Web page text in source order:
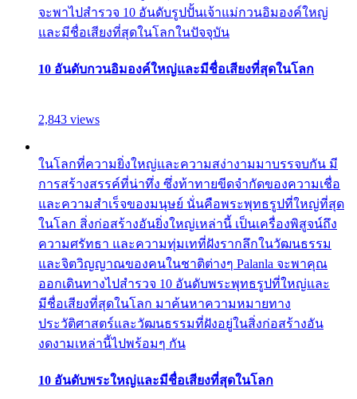
จะพาไปสำรวจ 10 อันดับรูปปั้นเจ้าแม่กวนอิมองค์ใหญ่
และมีชื่อเสียงที่สุดในโลกในปัจจุบัน
10 อันดับกวนอิมองค์ใหญ่และมีชื่อเสียงที่สุดในโลก
2,843 views
ในโลกที่ความยิ่งใหญ่และความสง่างามมาบรรจบกัน มี
การสร้างสรรค์ที่น่าทึ่ง ซึ่งท้าทายขีดจำกัดของความเชื่อ
และความสำเร็จของมนุษย์ นั่นคือพระพุทธรูปที่ใหญ่ที่สุด
ในโลก สิ่งก่อสร้างอันยิ่งใหญ่เหล่านี้ เป็นเครื่องพิสูจน์ถึง
ความศรัทธา และความทุ่มเทที่ฝังรากลึกในวัฒนธรรม
และจิตวิญญาณของคนในชาติต่างๆ Palanla จะพาคุณ
ออกเดินทางไปสำรวจ 10 อันดับพระพุทธรูปที่ใหญ่และ
มีชื่อเสียงที่สุดในโลก มาค้นหาความหมายทาง
ประวัติศาสตร์และวัฒนธรรมที่ฝังอยู่ในสิ่งก่อสร้างอัน
งดงามเหล่านี้ไปพร้อมๆ กัน
10 อันดับพระใหญ่และมีชื่อเสียงที่สุดในโลก